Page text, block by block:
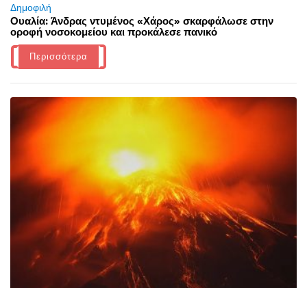
Δημοφιλή
Ουαλία: Άνδρας ντυμένος «Χάρος» σκαρφάλωσε στην
οροφή νοσοκομείου και προκάλεσε πανικό
Περισσότερα